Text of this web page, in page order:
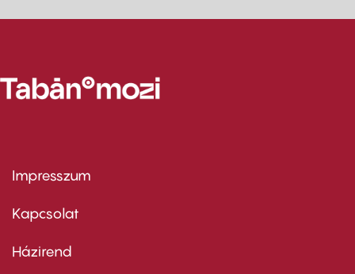
Footer
first
Impresszum
Kapcsolat
Footer
Házirend